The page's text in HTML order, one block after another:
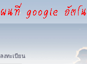
ลงทะเบียน